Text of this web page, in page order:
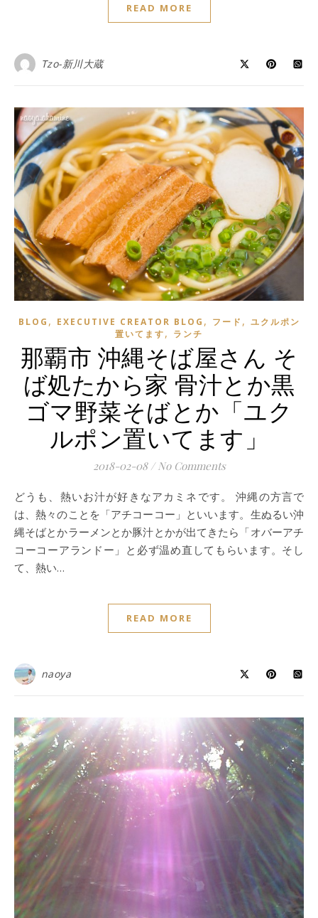
READ MORE
Tzo-新川大蔵
BLOG , EXECUTIVE CREATOR BLOG , フード , ユクルポン
置いてます, ランチ
那覇市 沖縄そば屋さん そ
ば処たから家 骨汁とか黒
ゴマ野菜そばとか「ユク
ルポン置いてます」
2018-02-08 / No Comments
どうも、熱いお汁が好きなアカミネです。 沖縄の方言で
は、熱々のことを「アチコーコー」といいます。生ぬるい沖
縄そばとかラーメンとか豚汁とかが出てきたら「オバーアチ
コーコーアランドー」と必ず温め直してもらいます。そし
て、熱い…
READ MORE
naoya